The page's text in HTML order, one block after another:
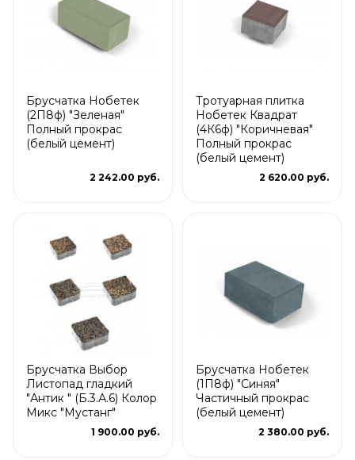
Брусчатка Нобетек
(2П8ф) "Зеленая"
Полный прокрас
(белый цемент)
2 242.00 руб.
Тротуарная плитка
Нобетек Квадрат
(4К6ф) "Коричневая"
Полный прокрас
(белый цемент)
2 620.00 руб.
Брусчатка Выбор
Листопад гладкий
"Антик " (Б.3.А.6) Колор
Микс "Мустанг"
1 900.00 руб.
Брусчатка Нобетек
(1П8ф) "Синяя"
Частичный прокрас
(белый цемент)
2 380.00 руб.